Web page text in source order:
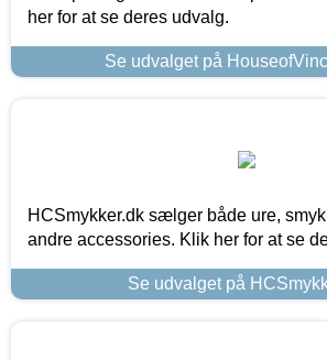
her for at se deres udvalg.
Se udvalget på
HCSmykker.dk sælger både ure,
andre accessories. Klik her for at se
Se udvalget på